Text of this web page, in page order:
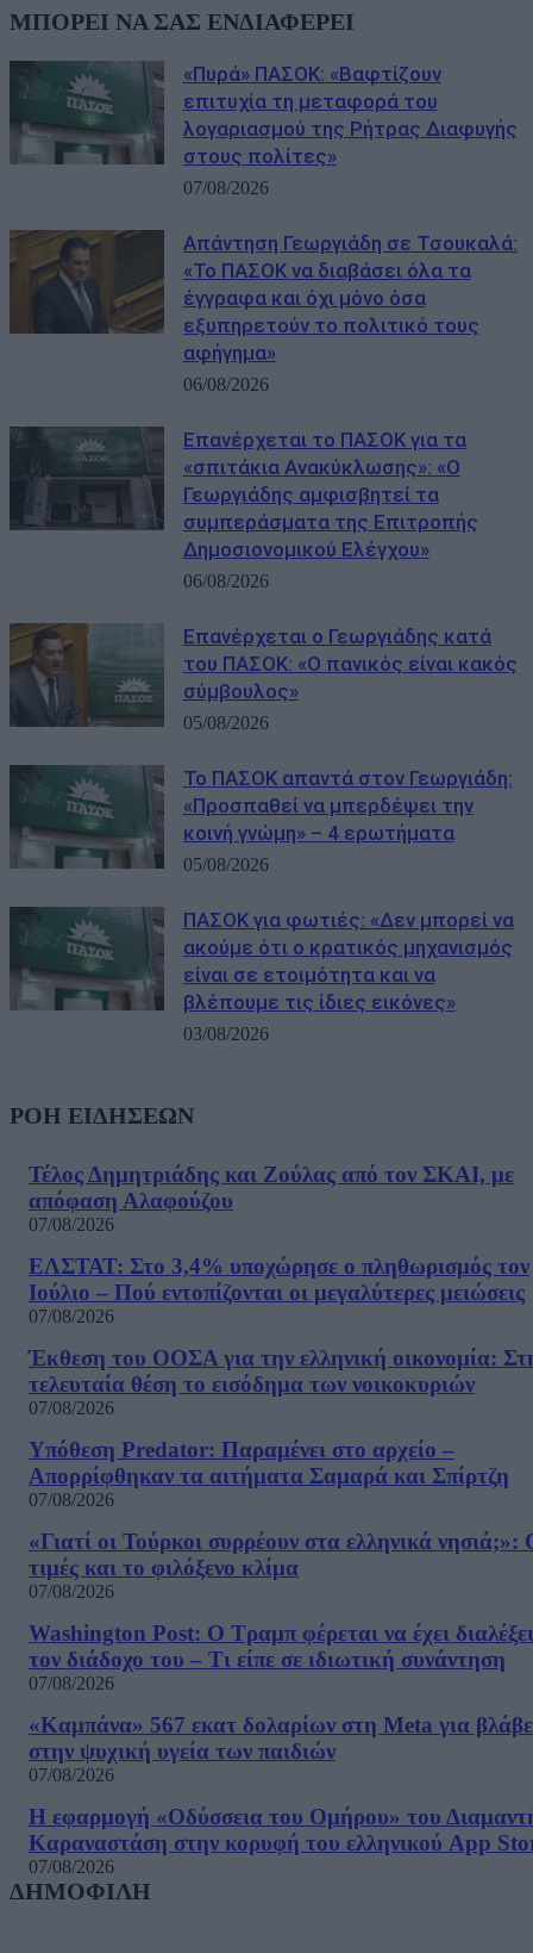
ΜΠΟΡΕΙ ΝΑ ΣΑΣ ΕΝΔΙΑΦΕΡΕΙ
«Πυρά» ΠΑΣΟΚ: «Βαφτίζουν
επιτυχία τη μεταφορά του
λογαριασμού της Ρήτρας Διαφυγής
στους πολίτες»
07/08/2026
Απάντηση Γεωργιάδη σε Τσουκαλά:
«Το ΠΑΣΟΚ να διαβάσει όλα τα
έγγραφα και όχι μόνο όσα
εξυπηρετούν το πολιτικό τους
αφήγημα»
06/08/2026
Επανέρχεται το ΠΑΣΟΚ για τα
«σπιτάκια Ανακύκλωσης»: «Ο
Γεωργιάδης αμφισβητεί τα
συμπεράσματα της Επιτροπής
Δημοσιονομικού Ελέγχου»
06/08/2026
Επανέρχεται ο Γεωργιάδης κατά
του ΠΑΣΟΚ: «Ο πανικός είναι κακός
σύμβουλος»
05/08/2026
Το ΠΑΣΟΚ απαντά στον Γεωργιάδη:
«Προσπαθεί να μπερδέψει την
κοινή γνώμη» – 4 ερωτήματα
05/08/2026
ΠΑΣΟΚ για φωτιές: «Δεν μπορεί να
ακούμε ότι ο κρατικός μηχανισμός
είναι σε ετοιμότητα και να
βλέπουμε τις ίδιες εικόνες»
03/08/2026
ΡΟΗ ΕΙΔΗΣΕΩΝ
Τέλος Δημητριάδης και Ζούλας από τον ΣΚΑΙ, με
απόφαση Αλαφούζου
07/08/2026
ΕΛΣΤΑΤ: Στο 3,4% υποχώρησε ο πληθωρισμός τον
Ιούλιο – Πού εντοπίζονται οι μεγαλύτερες μειώσεις
07/08/2026
Έκθεση του ΟΟΣΑ για την ελληνική οικονομία:
τελευταία θέση το εισόδημα των νοικοκυριών
07/08/2026
Υπόθεση Predator: Παραμένει στο αρχείο –
Απορρίφθηκαν τα αιτήματα Σαμαρά και Σπίρτζη
07/08/2026
«Γιατί οι Τούρκοι συρρέουν στα ελληνικά νησιά;»:
τιμές και το φιλόξενο κλίμα
07/08/2026
Washington Post: Ο Τραμπ φέρεται να έχει διαλέξει
τον διάδοχο του – Τι είπε σε ιδιωτική συνάντηση
07/08/2026
«Καμπάνα» 567 εκατ δολαρίων στη Meta για
στην ψυχική υγεία των παιδιών
07/08/2026
Η εφαρμογή «Οδύσσεια του Ομήρου» του
Καραναστάση στην κορυφή του ελληνικού App
07/08/2026
ΔΗΜΟΦΙΛΗ